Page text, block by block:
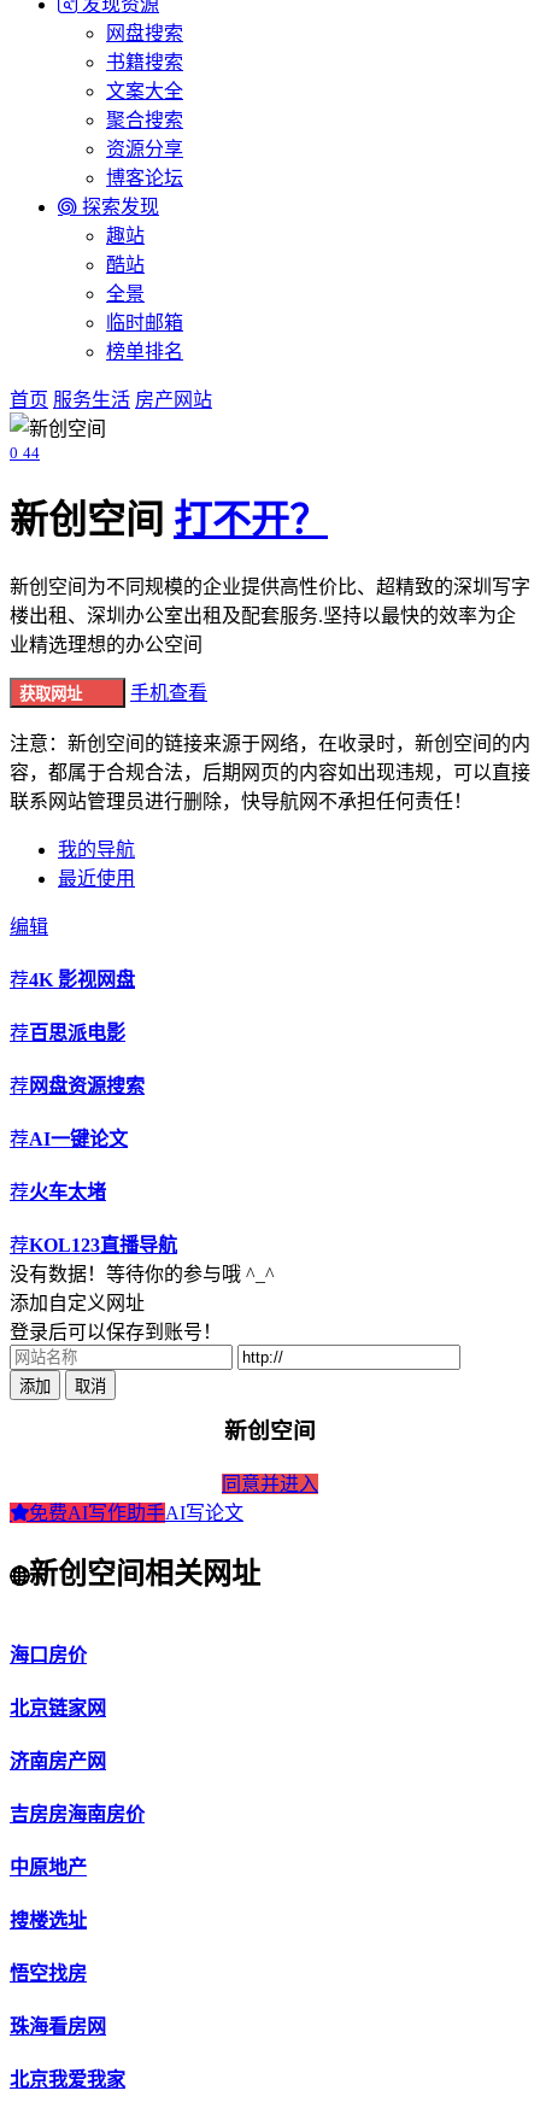
发现资源
网盘搜索
书籍搜索
文案大全
聚合搜索
资源分享
博客论坛
探索发现
趣站
酷站
全景
临时邮箱
榜单排名
首页 服务生活 房产网站
0 44
新创空间 打不开？
新创空间为不同规模的企业提供高性价比、超精致的深圳写字
楼出租、深圳办公室出租及配套服务.坚持以最快的效率为企
业精选理想的办公空间
获取网址 手机查看
注意：新创空间的链接来源于网络，在收录时，新创空间的内
容，都属于合规合法，后期网页的内容如出现违规，可以直接
联系网站管理员进行删除，快导航网不承担任何责任！
我的导航
最近使用
编辑
荐4K 影视网盘
荐百思派电影
荐网盘资源搜索
荐AI一键论文
荐火车太堵
荐KOL123直播导航
没有数据！等待你的参与哦 ^_^
添加自定义网址
登录后可以保存到账号！
添加 取消
新创空间
同意并进入
免费AI写作助手AI写论文
新创空间相关网址
海口房价
北京链家网
济南房产网
吉房房海南房价
中原地产
搜楼选址
悟空找房
珠海看房网
北京我爱我家